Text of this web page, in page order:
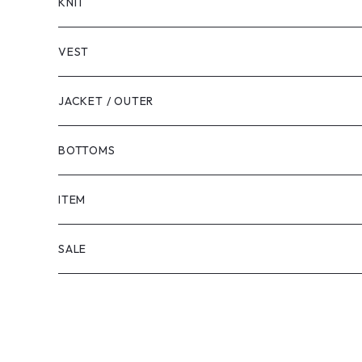
VEST
JACKET / OUTER
BOTTOMS
SHORTS
PANTS
ITEM
SALE